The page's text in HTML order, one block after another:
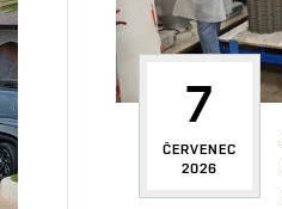
7
ČERVENEC
2026